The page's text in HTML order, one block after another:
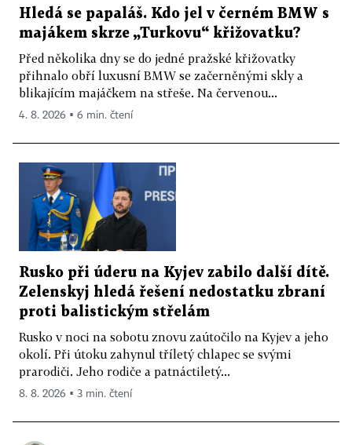
Hledá se papaláš. Kdo jel v černém BMW s
majákem skrze „Turkovu“ křižovatku?
Před několika dny se do jedné pražské křižovatky
přihnalo obří luxusní BMW se začerněnými skly a
blikajícím majáčkem na střeše. Na červenou...
4. 8. 2026 ▪ 6 min. čtení
Rusko při úderu na Kyjev zabilo další dítě.
Zelenskyj hledá řešení nedostatku zbraní
proti balistickým střelám
Rusko v noci na sobotu znovu zaútočilo na Kyjev a jeho
okolí. Při útoku zahynul tříletý chlapec se svými
prarodiči. Jeho rodiče a patnáctiletý...
8. 8. 2026 ▪ 3 min. čtení